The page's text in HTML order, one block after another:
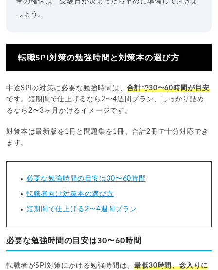
帯の確保は、受験日が決まったら早めに準備しておきま
しょう。
転職SPI対策の勉強時間と対策本の選び方
中途SPIの対策に必要な勉強時間は、 合計で30〜60時間が目安
です。短期間で仕上げるなら2〜4週間プラン、しっかり詰め
るなら2〜3ヶ月かけるイメージです。
対策本は最新版を1冊と問題集を1冊、合計2冊で十分対応でき
ます。
必要な勉強時間の目安は30〜60時間
転職者向け対策本の選び方
短期間で仕上げる2〜4週間プラン
必要な勉強時間の目安は30〜60時間
転職者がSPI対策にかける勉強時間は、 最低30時間、念入りに